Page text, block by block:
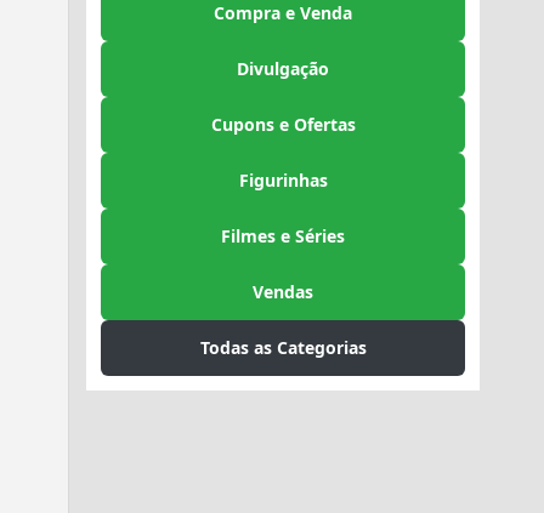
Compra e Venda
Divulgação
Cupons e Ofertas
Figurinhas
Filmes e Séries
Vendas
Todas as Categorias